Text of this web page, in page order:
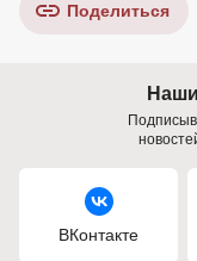
Поделиться
ВКонтакте